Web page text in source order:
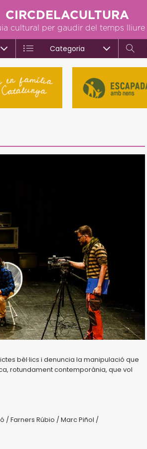
CIRCDELACULTURA
cultural per gaudir del temps lliure
Categoria
bèl·lics i denuncia la manipulació que
rotundament contemporània, que vol
/ Farners Rúbio / Marc Piñol /